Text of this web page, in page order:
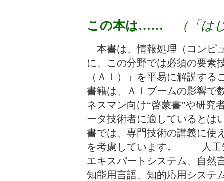
この本は…… （「は
本書は、情報処理（コンピ
に、この分野では必須の要素
（ＡＩ）」を平易に解説す
書籍は、ＡＩブームの影響で
ネスマン向け“啓蒙書”や研究
ータ技術者に適しているとは
書では、専門技術の講義に使
を考慮しています。 人工
エキスパートシステム、自然
知能用言語、知的応用システ